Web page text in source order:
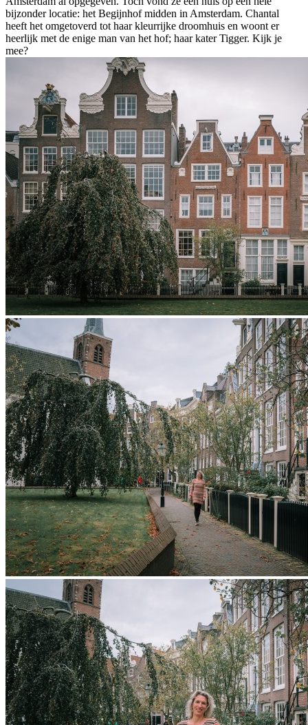
bijzonder locatie: het Begijnhof midden in Amsterdam. Chantal
heeft het omgetoverd tot haar kleurrijke droomhuis en woont er
heerlijk met de enige man van het hof; haar kater Tigger. Kijk je
mee?